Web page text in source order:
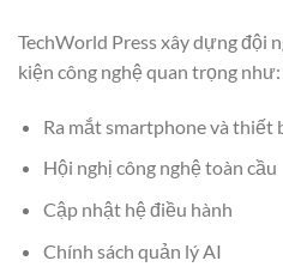
TechWorld Press xây dựng đội
kiện công nghệ quan trọng như:
Ra mắt smartphone và thiết
Hội nghị công nghệ toàn cầu
Cập nhật hệ điều hành
Chính sách quản lý AI